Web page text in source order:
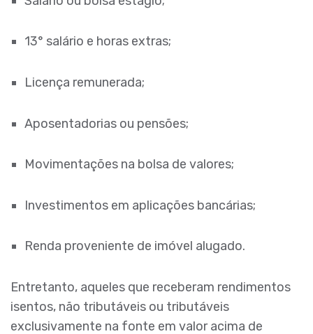
13° salário e horas extras;
Licença remunerada;
Aposentadorias ou pensões;
Movimentações na bolsa de valores;
Investimentos em aplicações bancárias;
Renda proveniente de imóvel alugado.
Entretanto, aqueles que receberam rendimentos
isentos, não tributáveis ou tributáveis
exclusivamente na fonte em valor acima de